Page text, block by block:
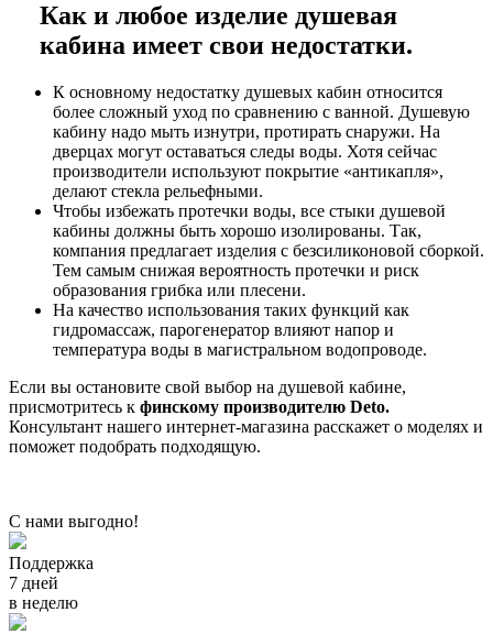
Как и любое изделие душевая
кабина имеет свои недостатки.
К основному недостатку душевых кабин относится
более сложный уход по сравнению с ванной. Душевую
кабину надо мыть изнутри, протирать снаружи. На
дверцах могут оставаться следы воды. Хотя сейчас
производители используют покрытие «антикапля»,
делают стекла рельефными.
Чтобы избежать протечки воды, все стыки душевой
кабины должны быть хорошо изолированы. Так,
компания предлагает изделия с безсиликоновой сборкой.
Тем самым снижая вероятность протечки и риск
образования грибка или плесени.
На качество использования таких функций как
гидромассаж, парогенератор влияют напор и
температура воды в магистральном водопроводе.
Если вы остановите свой выбор на душевой кабине,
присмотритесь к финскому производителю Deto.
Консультант нашего интернет-магазина расскажет о моделях и
поможет подобрать подходящую.
С нами выгодно!
Поддержка
7 дней
в неделю